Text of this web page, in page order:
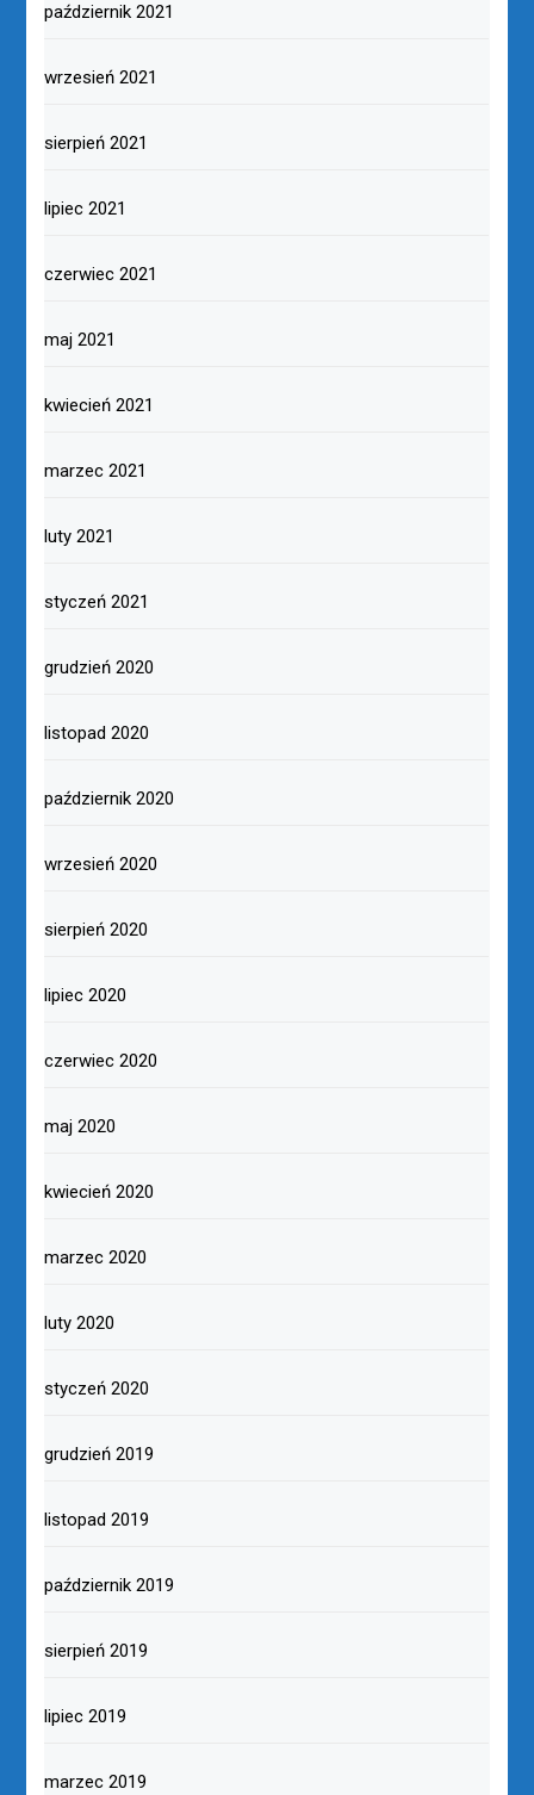
październik 2021
wrzesień 2021
sierpień 2021
lipiec 2021
czerwiec 2021
maj 2021
kwiecień 2021
marzec 2021
luty 2021
styczeń 2021
grudzień 2020
listopad 2020
październik 2020
wrzesień 2020
sierpień 2020
lipiec 2020
czerwiec 2020
maj 2020
kwiecień 2020
marzec 2020
luty 2020
styczeń 2020
grudzień 2019
listopad 2019
październik 2019
sierpień 2019
lipiec 2019
marzec 2019